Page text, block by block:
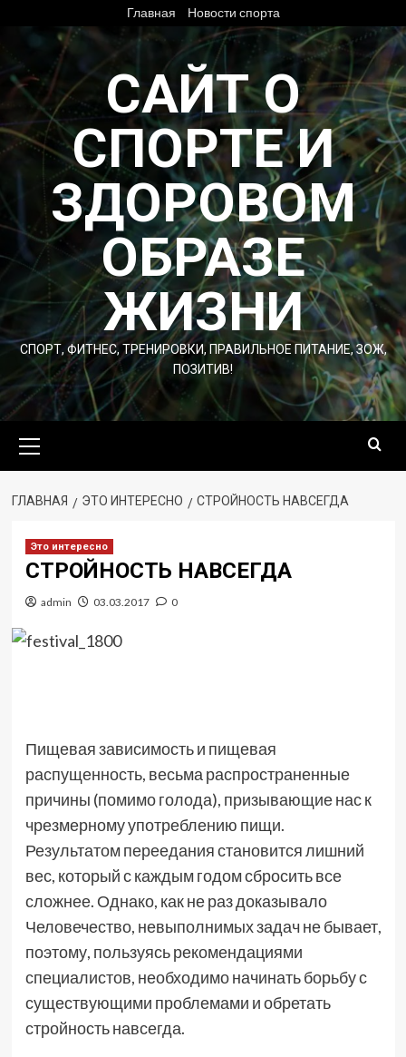
содержимому
Главная Новости спорта
САЙТ О
СПОРТЕ И
ЗДОРОВОМ
ОБРАЗЕ
ЖИЗНИ
СПОРТ, ФИТНЕС, ТРЕНИРОВКИ, ПРАВИЛЬНОЕ ПИТАНИЕ, ЗОЖ,
ПОЗИТИВ!
меню
ГЛАВНАЯ ЭТО ИНТЕРЕСНО СТРОЙНОСТЬ НАВСЕГДА
Это интересно
СТРОЙНОСТЬ НАВСЕГДА
admin 03.03.2017 0
Пищевая зависимость и пищевая
распущенность, весьма распространенные
причины (помимо голода), призывающие нас к
чрезмерному употреблению пищи.
Результатом переедания становится лишний
вес, который с каждым годом сбросить все
сложнее. Однако, как не раз доказывало
Человечество, невыполнимых задач не бывает,
поэтому, пользуясь рекомендациями
специалистов, необходимо начинать борьбу с
существующими проблемами и обретать
стройность навсегда.